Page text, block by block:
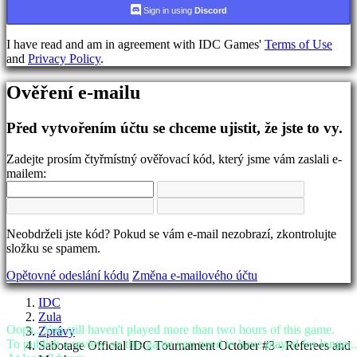
BS
CS
DA
DE
EN
ES
FR
HR
NL
NO
PT
RO
SV
TH
Sign in using Discord
I have read and am in agreement with IDC Games' Terms of Use
and Privacy Policy.
Ověření e-mailu
Před vytvořením účtu se chceme ujistit, že jste to vy.
Zadejte prosím čtyřmístný ověřovací kód, který jsme vám zaslali e-
mailem:
Neobdrželi jste kód? Pokud se vám e-mail nezobrazí, zkontrolujte
složku se spamem.
Opětovné odeslání kódu Změna e-mailového účtu
IDC
Zula
Zprávy
Sabotage Official IDC Tournament October #3 - Referees and
Oops...You still haven't played more than two hours of this game.
To publish a review on this game you need to have played for